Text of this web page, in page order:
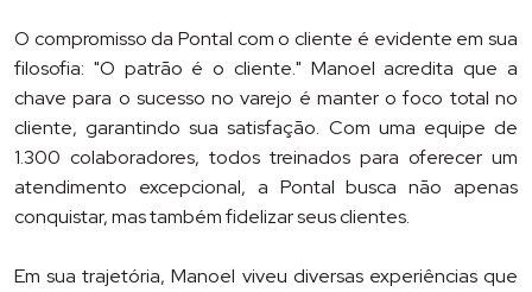
O compromisso da Pontal com o cliente é evidente em sua
filosofia: "O patrão é o cliente." Manoel acredita que a
chave para o sucesso no varejo é manter o foco total no
cliente, garantindo sua satisfação. Com uma equipe de
1.300 colaboradores, todos treinados para oferecer um
atendimento excepcional, a Pontal busca não apenas
conquistar, mas também fidelizar seus clientes.
Em sua trajetória, Manoel viveu diversas experiências que